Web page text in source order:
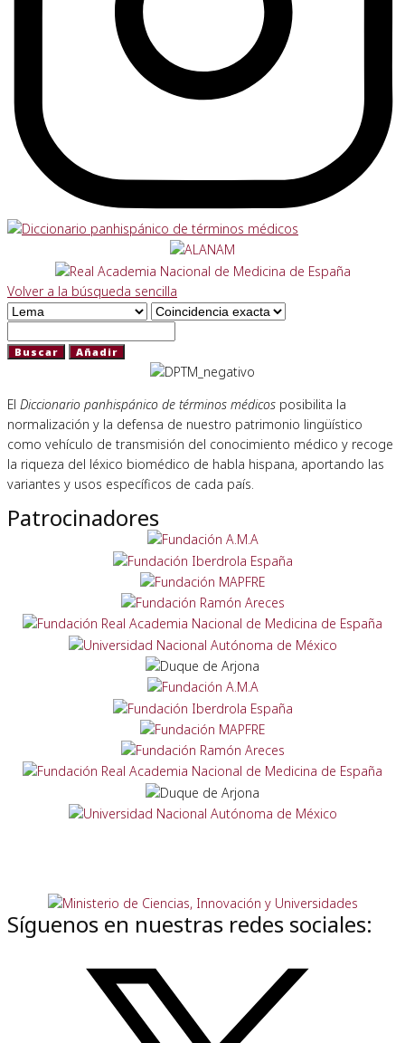
Volver a la búsqueda sencilla
El Diccionario panhispánico de términos médicos posibilita la
normalización y la defensa de nuestro patrimonio lingüístico
como vehículo de transmisión del conocimiento médico y recoge
la riqueza del léxico biomédico de habla hispana, aportando las
variantes y usos específicos de cada país.
Patrocinadores
Síguenos en nuestras redes sociales: